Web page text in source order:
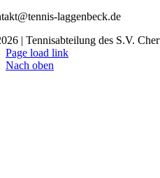
laggenbeck.de
| Tennisabteilung des S.V.
Page load link
Nach oben